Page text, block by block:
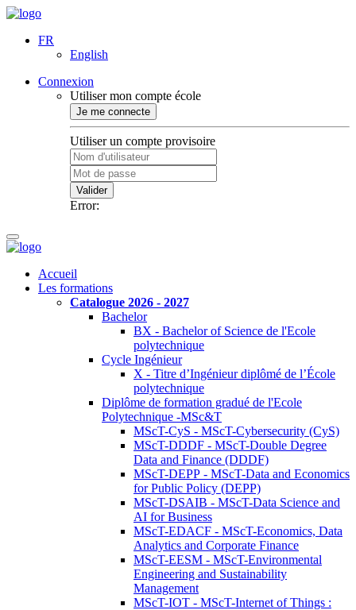
FR
English
Connexion
Utiliser mon compte école
Je me connecte
Utiliser un compte provisoire
Valider
Error:
Accueil
Les formations
Catalogue 2026 - 2027
Bachelor
BX - Bachelor of Science de l'Ecole
polytechnique
Cycle Ingénieur
X - Titre d’Ingénieur diplômé de l’École
polytechnique
Diplôme de formation gradué de l'Ecole
Polytechnique -MSc&T
MScT-CyS - MScT-Cybersecurity (CyS)
MScT-DDDF - MScT-Double Degree
Data and Finance (DDDF)
MScT-DEPP - MScT-Data and Economics
for Public Policy (DEPP)
MScT-DSAIB - MScT-Data Science and
AI for Business
MScT-EDACF - MScT-Economics, Data
Analytics and Corporate Finance
MScT-EESM - MScT-Environmental
Engineering and Sustainability
Management
MScT-IOT - MScT-Internet of Things :